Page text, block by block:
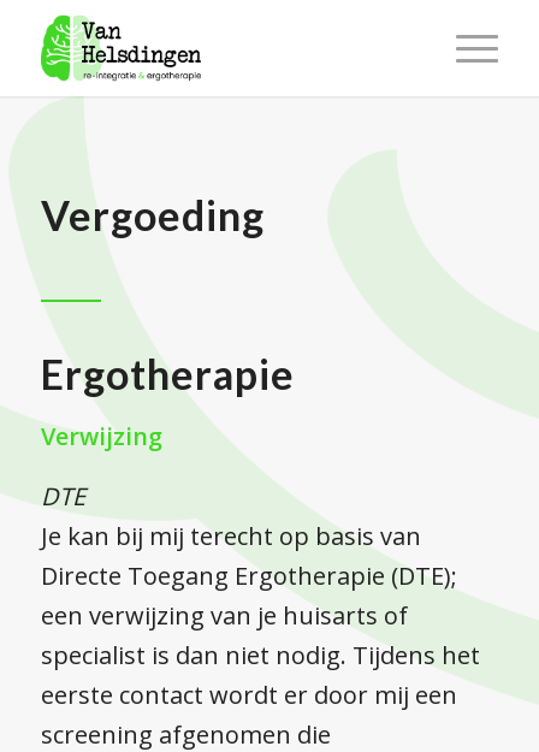
Vergoeding
Ergotherapie
Verwijzing
DTE
Je kan bij mij terecht op basis van
Directe Toegang Ergotherapie (DTE);
een verwijzing van je huisarts of
specialist is dan niet nodig. Tijdens het
eerste contact wordt er door mij een
screening afgenomen die